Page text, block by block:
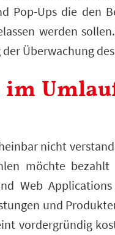
Pop-Ups die den
werden
Überwachung
im
nicht
möchte
Web
und
vordergründig